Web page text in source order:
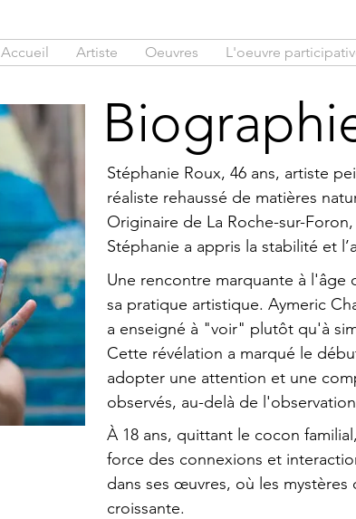
Accueil Artiste Oeuvres L'oeuvre
Stéphanie Roux, 46 ans, artiste
réaliste rehaussé de matières
Originaire de La Roche-sur-
Stéphanie a appris la stabilité et
Une rencontre marquante à l'âge
sa pratique artistique. Aymeric
a enseigné à "voir" plutôt qu'à
Cette révélation a marqué le
adopter une attention et une
observés, au-delà de
À 18 ans, quittant le cocon
force des connexions et
dans ses œuvres, où les
croissante.